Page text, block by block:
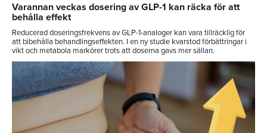
Varannan veckas dosering av GLP-1 kan räcka för att
behålla effekt
Reducerad doseringsfrekvens av GLP-1-analoger kan vara tillräcklig för
att bibehålla behandlingseffekten. I en ny studie kvarstod förbättringar i
vikt och metabola markörer trots att doserna gavs mer sällan.